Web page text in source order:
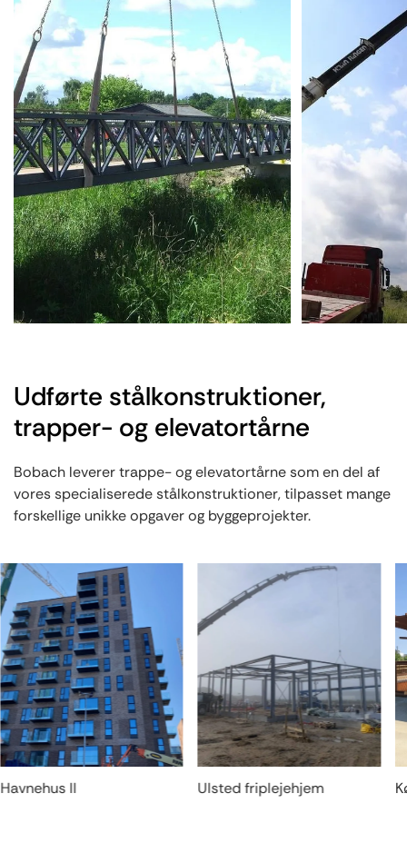
Udførte stålkonstruktioner,
trapper- og elevatortårne
Bobach leverer trappe- og elevatortårne som en del af
vores specialiserede stålkonstruktioner, tilpasset mange
forskellige unikke opgaver og byggeprojekter.
Havnehus II Ulsted friplejehjem